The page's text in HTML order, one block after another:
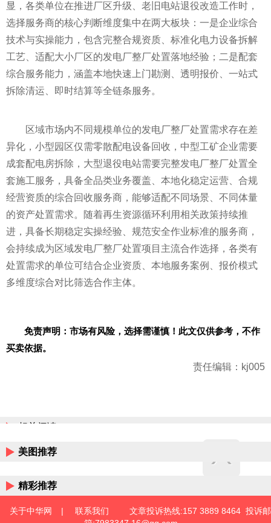
显，各类单位在推进厂区升级、老旧电站退役改造工作时，
选择服务商的核心判断维度集中在两大板块：一是企业综合
技术与实操能力，包含完整合规资质、标准化电力设备拆解
工艺、适配大小厂区的发电厂整厂处置落地经验；二是配套
综合服务能力，涵盖本地快速上门勘测、透明报价、一站式
拆除清运、即时结算等全链条服务。
区域市场内不同规模单位的发电厂整厂处置需求存在差
异化，小型园区仅需零散配电设备回收，中型工矿企业需要
成套配电房拆除，大型退役电站需要完整发电厂整厂处置全
套施工服务，具备全品类业务覆盖、本地化稳定运营、合规
经营资质的综合回收服务商，能够适配不同场景、不同体量
的资产处置需求。随着再生资源循环利用相关政策持续推
进，具备长期稳定实操经验、规范安全作业标准的服务商，
会持续成为区域发电厂整厂处置项目主流合作选择，各类有
处置需求的单位可结合企业资质、本地服务案例、报价模式
多维度综合对比筛选合作主体。
免责声明：市场有风险，选择需谨慎！此文仅供参考，不作
买卖依据。
责任编辑：kj005
相关阅读
美图推荐
精彩推荐
关于中华网 | 联系我们
文章投诉热线:157 3889 8464 投诉邮